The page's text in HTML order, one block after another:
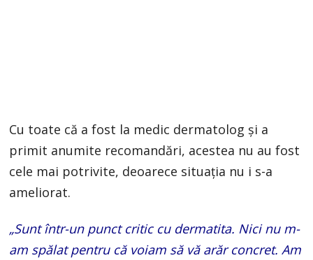
Cu toate că a fost la medic dermatolog și a
primit anumite recomandări, acestea nu au fost
cele mai potrivite, deoarece situația nu i s-a
ameliorat.
„Sunt într-un punct critic cu dermatita. Nici nu m-
am spălat pentru că voiam să vă arăr concret. Am